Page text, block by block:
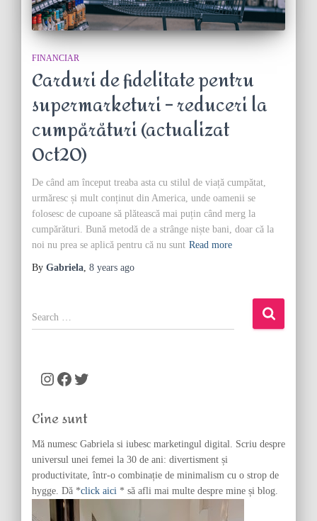
FINANCIAR
Carduri de fidelitate pentru
supermarketuri – reduceri la
cumpărături (actualizat
Oct20)
De când am început treaba asta cu stilul de viață cumpătat,
urmăresc și mult conținut din America, unde oamenii se
folosesc de cupoane să plătească mai puțin când merg la
cumpărături. Bună metodă de a strânge niște bani, doar că la
noi nu prea se aplică pentru că nu sunt Read more
By Gabriela, 8 years ago
S
e
o
Instagram Facebook Twitter
Cine sunt
Mă numesc Gabriela si iubesc marketingul digital. Scriu despre
universul unei femei la 30 de ani: divertisment și
productivitate, într-o combinație de minimalism cu o strop de
hygge. Dă *click aici * să afli mai multe despre mine și blog.